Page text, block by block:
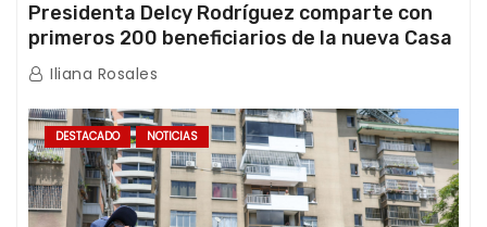
Presidenta Delcy Rodríguez comparte con
primeros 200 beneficiarios de la nueva Casa
de los Abuelos “La Primavera” en Caracas
Iliana Rosales
DESTACADO NOTICIAS